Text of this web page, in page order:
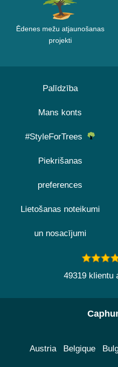
Ēdenes mežu atjaunošanas
projekti
Palīdzība
Mans konts
#StyleForTrees
Piekrišanas
preferences
Lietošanas noteikumi
un nosacījumi
49319 klientu
Austria Belgique